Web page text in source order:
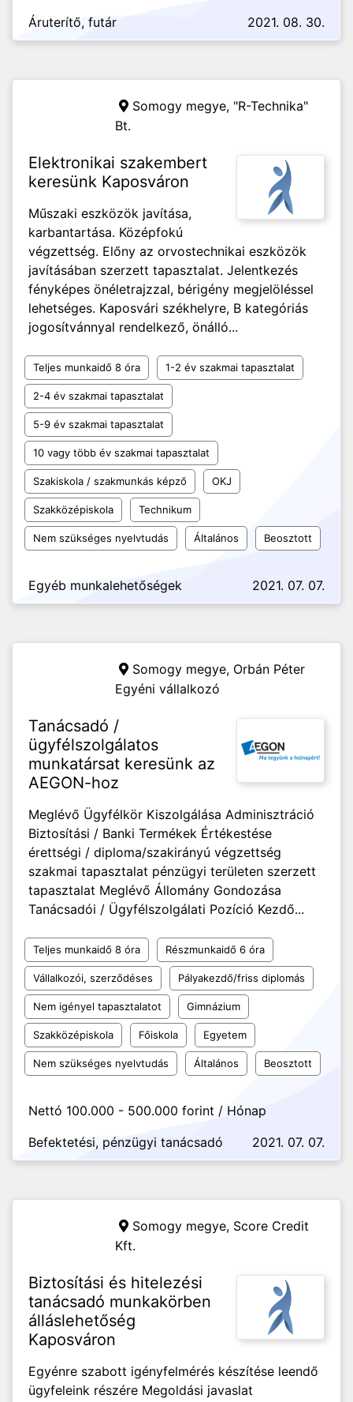
Áruterítő, futár 2021. 08. 30.
Somogy megye, "R-Technika"
Bt.
Elektronikai szakembert
keresünk Kaposváron
Műszaki eszközök javítása,
karbantartása. Középfokú
végzettség. Előny az orvostechnikai eszközök
javításában szerzett tapasztalat. Jelentkezés
fényképes önéletrajzzal, bérigény megjelöléssel
lehetséges. Kaposvári székhelyre, B kategóriás
jogosítvánnyal rendelkező, önálló...
Teljes munkaidő 8 óra 1-2 év szakmai tapasztalat
2-4 év szakmai tapasztalat
5-9 év szakmai tapasztalat
10 vagy több év szakmai tapasztalat
Szakiskola / szakmunkás képző OKJ
Szakközépiskola Technikum
Nem szükséges nyelvtudás Általános Beosztott
Egyéb munkalehetőségek 2021. 07. 07.
Somogy megye, Orbán Péter
Egyéni vállalkozó
Tanácsadó /
ügyfélszolgálatos
munkatársat keresünk az
AEGON-hoz
Meglévő Ügyfélkör Kiszolgálása Adminisztráció
Biztosítási / Banki Termékek Értékestése
érettségi / diploma/szakirányú végzettség
szakmai tapasztalat pénzügyi területen szerzett
tapasztalat Meglévő Állomány Gondozása
Tanácsadói / Ügyfélszolgálati Pozíció Kezdő...
Teljes munkaidő 8 óra Részmunkaidő 6 óra
Vállalkozói, szerződéses Pályakezdő/friss diplomás
Nem igényel tapasztalatot Gimnázium
Szakközépiskola Főiskola Egyetem
Nem szükséges nyelvtudás Általános Beosztott
Nettó 100.000 - 500.000 forint / Hónap
Befektetési, pénzügyi tanácsadó
2021. 07. 07.
Somogy megye, Score Credit
Kft.
Biztosítási és hitelezési
tanácsadó munkakörben
álláslehetőség
Kaposváron
Egyénre szabott igényfelmérés készítése leendő
ügyfeleink részére Megoldási javaslat